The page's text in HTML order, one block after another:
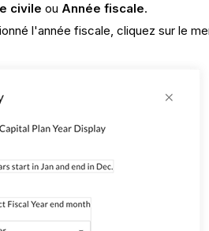
civile ou Année fiscale.
l'année fiscale, cliquez sur le